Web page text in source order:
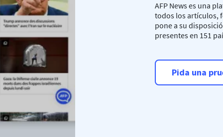
AFP News es una
todos los artículos,
pone a su
presentes en 151
Pida una